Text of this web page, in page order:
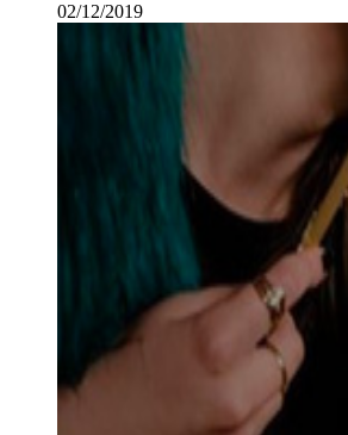
02/12/2019